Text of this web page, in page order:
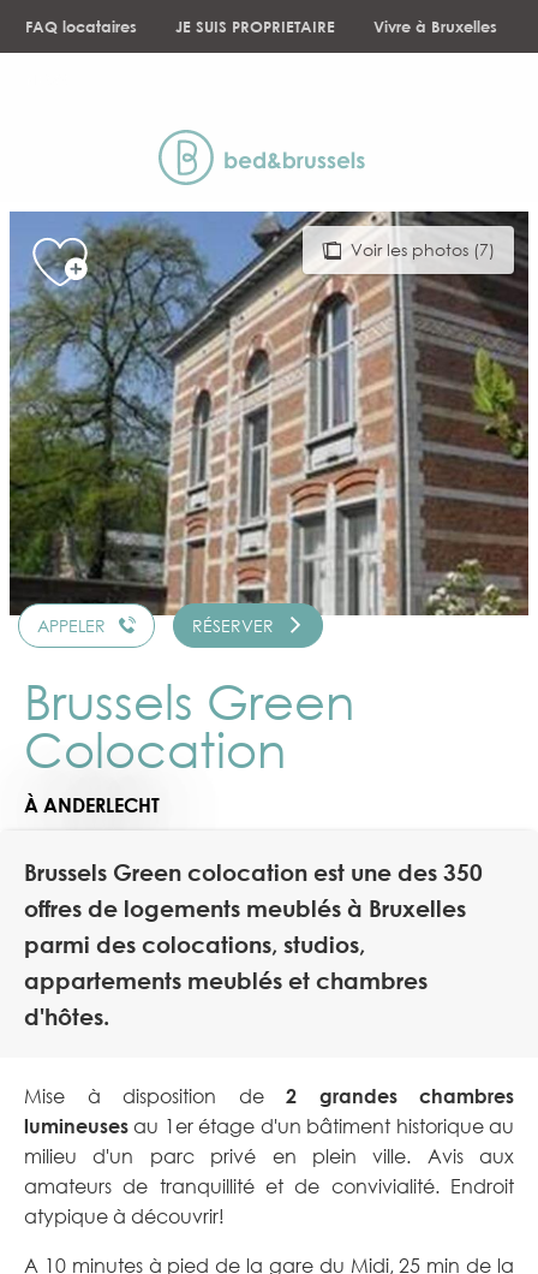
FAQ locataires JE SUIS PROPRIETAIRE Vivre à Bruxelles
Voir les photos (7)
APPELER RÉSERVER
Brussels Green
Colocation
À ANDERLECHT
Brussels Green colocation est une des 350
offres de logements meublés à Bruxelles
parmi des colocations, studios,
appartements meublés et chambres
d'hôtes.
Mise à disposition de2 grandes chambres
lumineusesau 1er étage d'un bâtiment historique au
milieu d'un parc privé en plein ville. Avis aux
amateurs de tranquillité et de convivialité. Endroit
atypique à découvrir!
A 10 minutes à pied de la gare du Midi, 25 min de la